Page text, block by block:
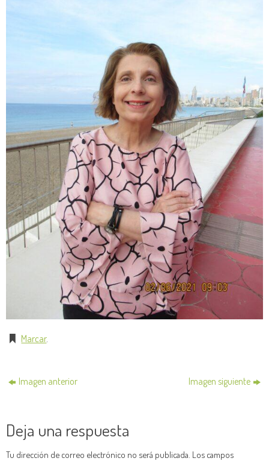
Marcar.
Imagen anterior Imagen siguiente
Deja una respuesta
Tu dirección de correo electrónico no será publicada. Los campos